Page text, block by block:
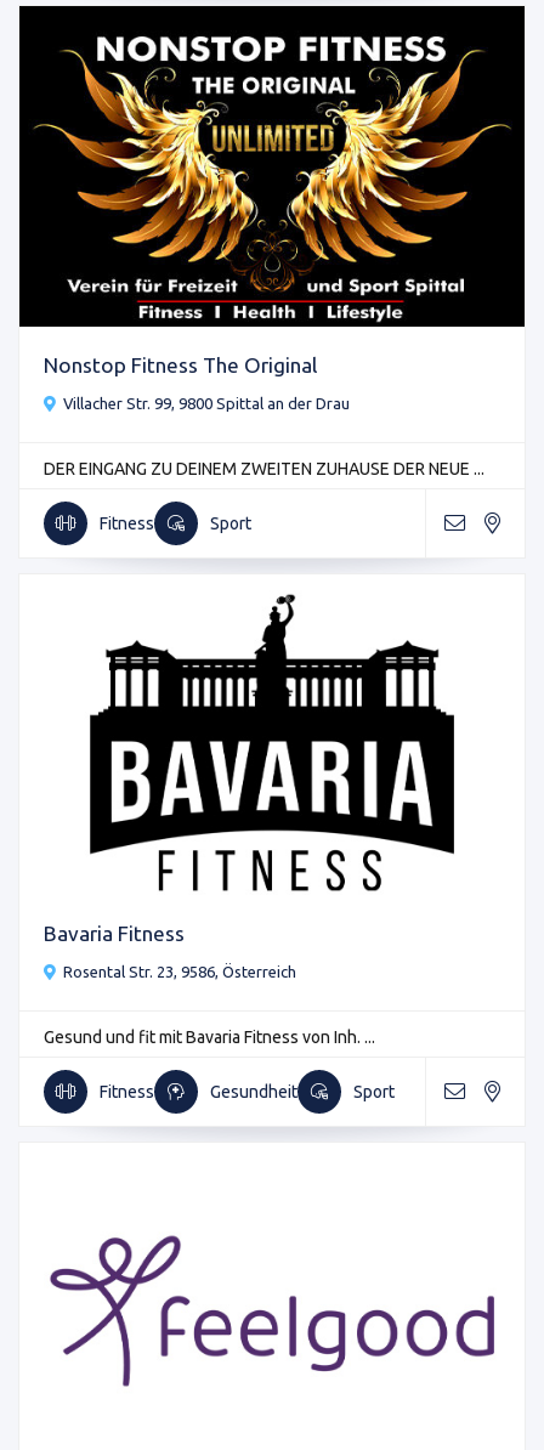
Nonstop Fitness The Original
Villacher Str. 99, 9800 Spittal an der Drau
DER EINGANG ZU DEINEM ZWEITEN ZUHAUSE DER NEUE ...
Fitness Sport
Bavaria Fitness
Rosental Str. 23, 9586, Österreich
Gesund und fit mit Bavaria Fitness von Inh. ...
Fitness Gesundheit Sport